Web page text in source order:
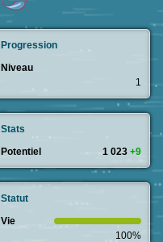
Progression
Niveau
1
Stats
Potentiel
1 023 +9
Statut
Vie
100%